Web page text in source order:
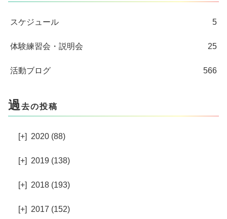
スケジュール 5
体験練習会・説明会 25
活動ブログ 566
過 去の投稿
[+] 2020 (88)
[+] 2019 (138)
[+] 2018 (193)
[+] 2017 (152)